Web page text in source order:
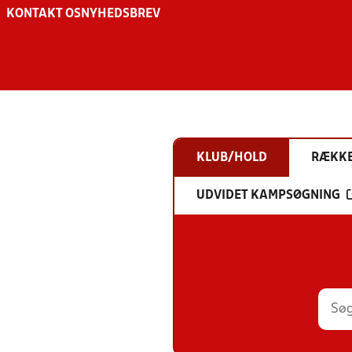
KONTAKT OS NYHEDSBREV
KLUB/HOLD
UDVIDET KAMPSØGNING